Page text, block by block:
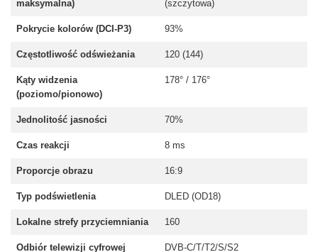
maksymalna) (szczytowa)
Pokrycie kolorów (DCI-P3) 93%
Częstotliwość odświeżania 120 (144)
Kąty widzenia
(poziomo/pionowo)
178° / 176°
Jednolitość jasności 70%
Czas reakcji 8 ms
Proporcje obrazu 16:9
Typ podświetlenia DLED (OD18)
Lokalne strefy przyciemniania 160
Odbiór telewizji cyfrowej DVB-C/T/T2/S/S2